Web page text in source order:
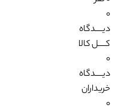
0
دیــــدگاه
کــــل کالا
0
دیــــدگاه
خریداران
0